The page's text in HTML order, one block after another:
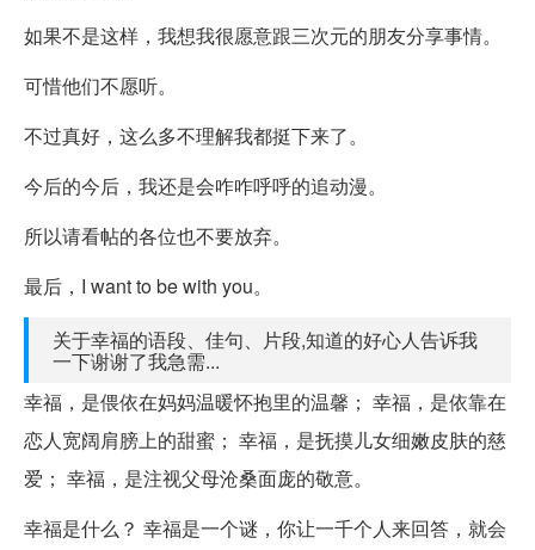
如果不是这样，我想我很愿意跟三次元的朋友分享事情。
可惜他们不愿听。
不过真好，这么多不理解我都挺下来了。
今后的今后，我还是会咋咋呼呼的追动漫。
所以请看帖的各位也不要放弃。
最后，I want to be with you。
关于幸福的语段、佳句、片段,知道的好心人告诉我
一下谢谢了我急需...
幸福，是偎依在妈妈温暖怀抱里的温馨； 幸福，是依靠在
恋人宽阔肩膀上的甜蜜； 幸福，是抚摸儿女细嫩皮肤的慈
爱； 幸福，是注视父母沧桑面庞的敬意。
幸福是什么？ 幸福是一个谜，你让一千个人来回答，就会